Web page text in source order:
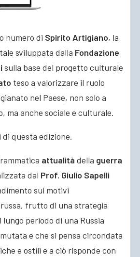
numero di Spirito Artigiano, la
sviluppata dalla Fondazione
sulla base del progetto culturale
teso a valorizzare il ruolo
nel Paese, non solo a
ma anche sociale e culturale.
questa edizione.
attualità della guerra
dal Prof. Giulio Sapelli
sui motivi
russa, frutto di una strategia
periodo di una Russia
e che si pensa circondata
e ostili e a ciò risponde con